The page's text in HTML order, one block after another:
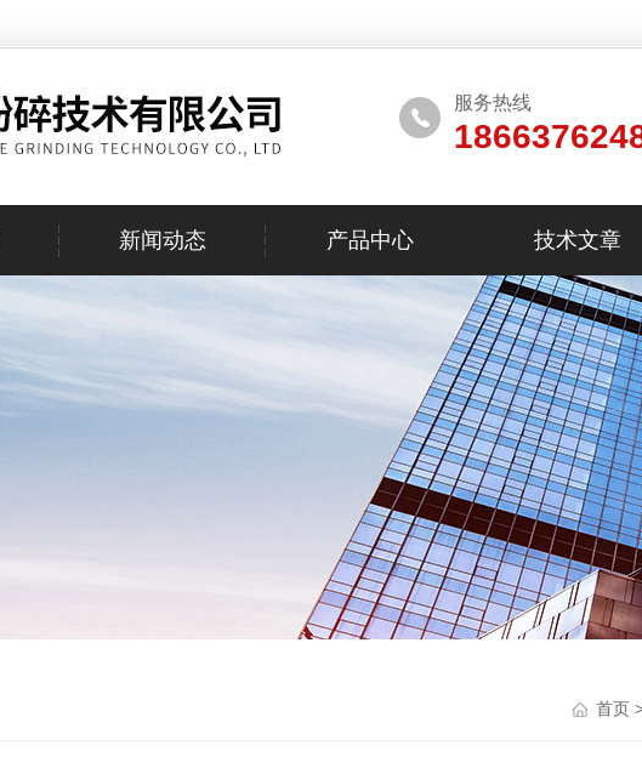
服务热线
新闻动态 产品中心 技术文章
首页